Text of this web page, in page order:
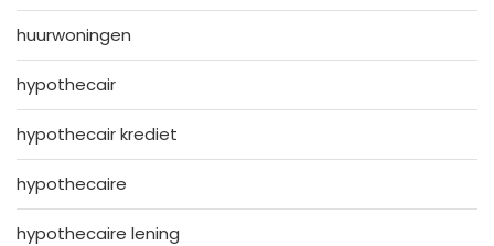
huurwoningen
hypothecair
hypothecair krediet
hypothecaire
hypothecaire lening